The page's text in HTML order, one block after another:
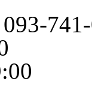
093-